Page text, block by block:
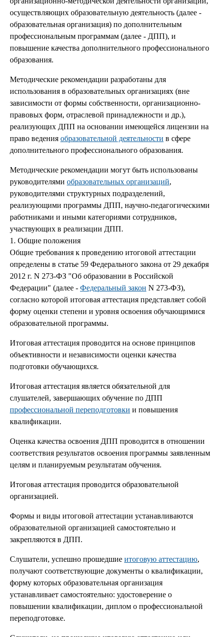
осуществляющих образовательную деятельность (далее -
образовательная организация) по дополнительным
профессиональным программам (далее - ДПП), и
повышение качества дополнительного профессионального
образования.
Методические рекомендации разработаны для
использования в образовательных организациях (вне
зависимости от формы собственности, организационно-
правовых форм, отраслевой принадлежности и др.),
реализующих ДПП на основании имеющейся лицензии на
право ведения образовательной деятельности в сфере
дополнительного профессионального образования.
Методические рекомендации могут быть использованы
руководителями образовательных организаций,
руководителями структурных подразделений,
реализующими программы ДПП, научно-педагогическими
работниками и иными категориями сотрудников,
участвующих в реализации ДПП.
1. Общие положения
Общие требования к проведению итоговой аттестации
определены в статье 59 Федерального закона от 29 декабря
2012 г. N 273-ФЗ "Об образовании в Российской
Федерации" (далее - Федеральный закон N 273-ФЗ),
согласно которой итоговая аттестация представляет собой
форму оценки степени и уровня освоения обучающимися
образовательной программы.
Итоговая аттестация проводится на основе принципов
объективности и независимости оценки качества
подготовки обучающихся.
Итоговая аттестация является обязательной для
слушателей, завершающих обучение по ДПП
профессиональной переподготовки и повышения
квалификации.
Оценка качества освоения ДПП проводится в отношении
соответствия результатов освоения программы заявленным
целям и планируемым результатам обучения.
Итоговая аттестация проводится образовательной
организацией.
Формы и виды итоговой аттестации устанавливаются
образовательной организацией самостоятельно и
закрепляются в ДПП.
Слушатели, успешно прошедшие итоговую аттестацию,
получают соответствующие документы о квалификации,
форму которых образовательная организация
устанавливает самостоятельно: удостоверение о
повышении квалификации, диплом о профессиональной
переподготовке.